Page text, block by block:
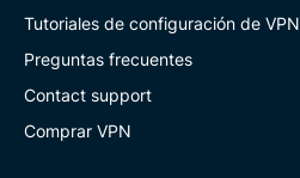
Tutoriales de configuración de VPN
Preguntas frecuentes
Contact support
Comprar VPN